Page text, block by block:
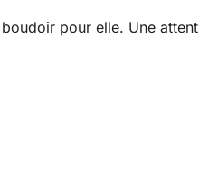
pour elle. Une